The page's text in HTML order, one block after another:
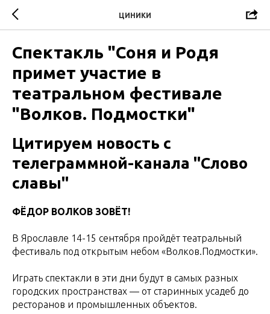
ЦИНИКИ
Спектакль "Соня и Родя
примет участие в
театральном фестивале
"Волков. Подмостки"
Цитируем новость с
телеграммной-канала "Слово
славы"
ФЁДОР ВОЛКОВ ЗОВЁТ!
В Ярославле 14-15 сентября пройдёт театральный
фестиваль под открытым небом «Волков.Подмостки».
Играть спектакли в эти дни будут в самых разных
городских пространствах — от старинных усадеб до
ресторанов и промышленных объектов.